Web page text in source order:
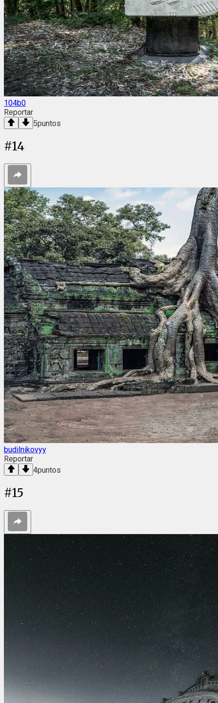
104b0
Reportar
5puntos
#14
budilnikovyy
Reportar
4puntos
#15